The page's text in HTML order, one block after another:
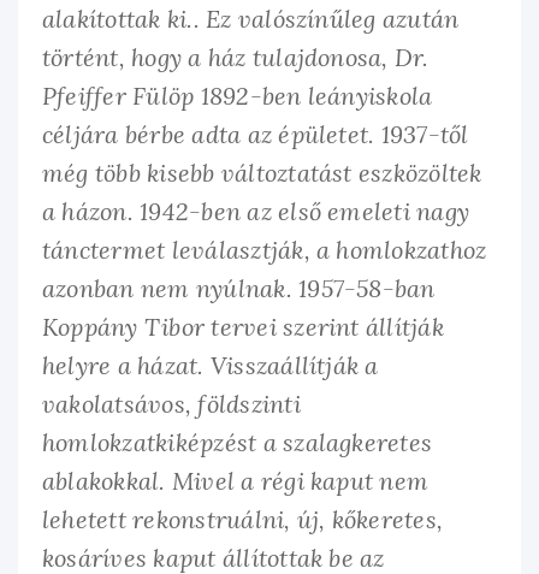
alakítottak ki.. Ez valószínűleg azután
történt, hogy a ház tulajdonosa, Dr.
Pfeiffer Fülöp 1892-ben leányiskola
céljára bérbe adta az épületet. 1937-től
még több kisebb változtatást eszközöltek
a házon. 1942-ben az első emeleti nagy
tánctermet leválasztják, a homlokzathoz
azonban nem nyúlnak. 1957-58-ban
Koppány Tibor tervei szerint állítják
helyre a házat. Visszaállítják a
vakolatsávos, földszinti
homlokzatkiképzést a szalagkeretes
ablakokkal. Mivel a régi kaput nem
lehetett rekonstruálni, új, kőkeretes,
kosáríves kaput állítottak be az